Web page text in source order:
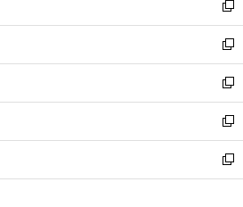
く
で
開
く
ド
ウ
で
開
く
ィ
ン
ド
ウ
で
開
く
い
ウ
ィ
ン
ド
ウ
で
開
く
新
し
い
ウ
ィ
ン
ド
ウ
で
開
新
し
い
ウ
ィ
ン
ド
ウ
新
し
い
ウ
ィ
ン
新
し
い
ウ
新
し